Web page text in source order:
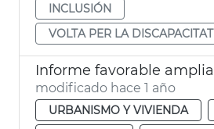
INCLUSIÓN
VOLTA PER LA DISCAPACITAT
modificado hace 1 año
URBANISMO Y VIVIENDA